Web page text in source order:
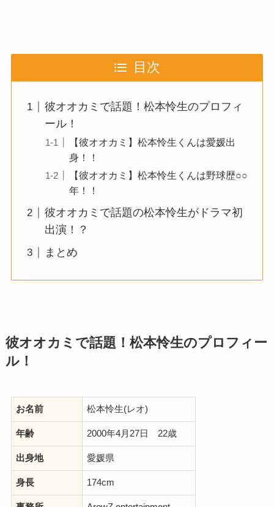
目次
彼オオカミで話題！松本怜生のプロフィ
ール！
【彼オオカミ】松本怜生くんは愛媛出
身！！
【彼オオカミ】松本怜生くんは野球歴○○
年！！
彼オオカミで話題の松本怜生がドラマ初
出演！？
まとめ
彼オオカミで話題！松本怜生のプロフィー
ル！
お名前 松本怜生(レオ)
年齢 2000年4月27日 22歳
出身地 愛媛県
身長 174cm